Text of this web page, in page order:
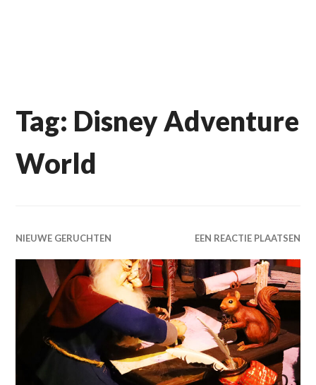
Tag: Disney Adventure
World
NIEUWE GERUCHTEN EEN REACTIE PLAATSEN